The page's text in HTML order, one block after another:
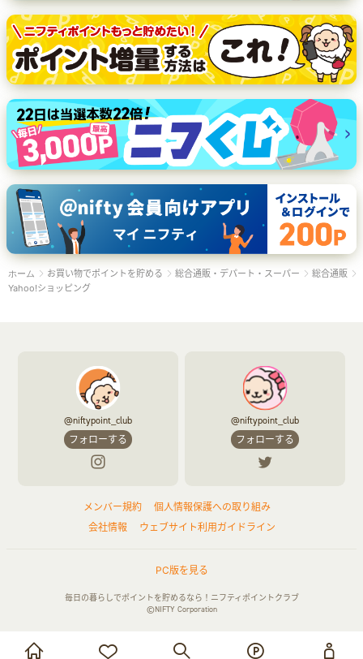
お買い物・サービス利用で貯める
ホーム お買い物でポイントを貯める 総合通販・デパート・スーパー
総合通販
Yahoo!ショッピング
@niftypoint_club
フォローする
@niftypoint_club
フォローする
メンバー規約
個人情報保護への取り組み
会社情報
ウェブサイト利用ガイドライン
PC版を見る
毎日の暮らしでポイントを貯めるなら！ニフティポイントクラブ
©NIFTY Corporation